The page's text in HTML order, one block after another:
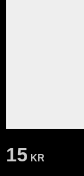
15 KR